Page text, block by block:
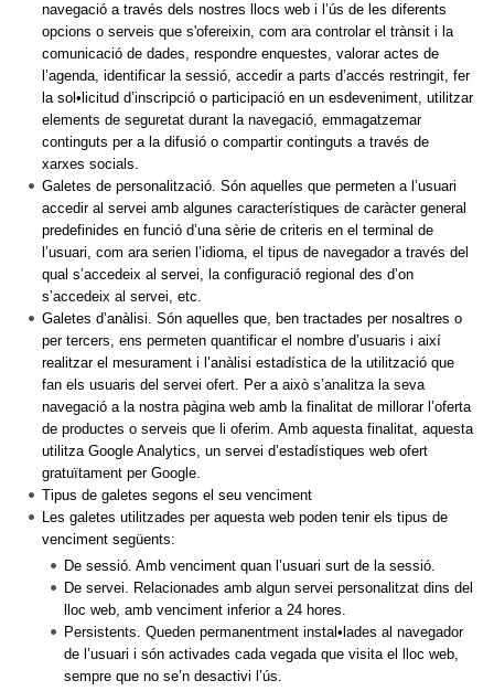
navegació a través dels nostres llocs web i l’ús de les diferents
opcions o serveis que s'ofereixin, com ara controlar el trànsit i la
comunicació de dades, respondre enquestes, valorar actes de
l’agenda, identificar la sessió, accedir a parts d’accés restringit, fer
la sol•licitud d’inscripció o participació en un esdeveniment, utilitzar
elements de seguretat durant la navegació, emmagatzemar
continguts per a la difusió o compartir continguts a través de
xarxes socials.
Galetes de personalització. Són aquelles que permeten a l’usuari
accedir al servei amb algunes característiques de caràcter general
predefinides en funció d’una sèrie de criteris en el terminal de
l’usuari, com ara serien l’idioma, el tipus de navegador a través del
qual s’accedeix al servei, la configuració regional des d’on
s’accedeix al servei, etc.
Galetes d’anàlisi. Són aquelles que, ben tractades per nosaltres o
per tercers, ens permeten quantificar el nombre d’usuaris i així
realitzar el mesurament i l’anàlisi estadística de la utilització que
fan els usuaris del servei ofert. Per a això s’analitza la seva
navegació a la nostra pàgina web amb la finalitat de millorar l’oferta
de productes o serveis que li oferim. Amb aquesta finalitat, aquesta
utilitza Google Analytics, un servei d’estadístiques web ofert
gratuïtament per Google.
Tipus de galetes segons el seu venciment
Les galetes utilitzades per aquesta web poden tenir els tipus de
venciment següents:
De sessió. Amb venciment quan l’usuari surt de la sessió.
De servei. Relacionades amb algun servei personalitzat dins del
lloc web, amb venciment inferior a 24 hores.
Persistents. Queden permanentment instal•lades al navegador
de l’usuari i són activades cada vegada que visita el lloc web,
sempre que no se’n desactivi l’ús.